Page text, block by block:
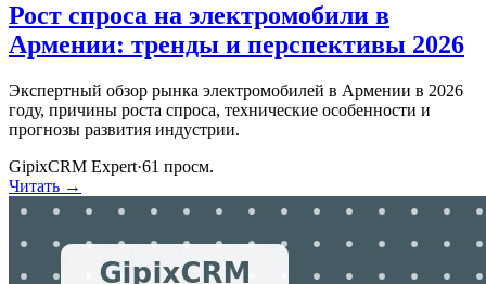
Рост спроса на электромобили в
Армении: тренды и перспективы 2026
Экспертный обзор рынка электромобилей в Армении в 2026
году, причины роста спроса, технические особенности и
прогнозы развития индустрии.
GipixCRM Expert·61 просм.
Читать →